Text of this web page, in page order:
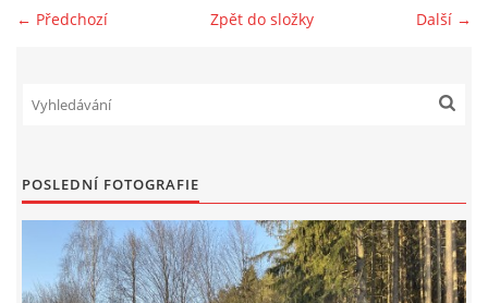
← Předchozí Další →
Zpět do složky
POSLEDNÍ FOTOGRAFIE